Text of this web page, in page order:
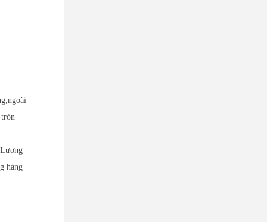
tròn
hàng